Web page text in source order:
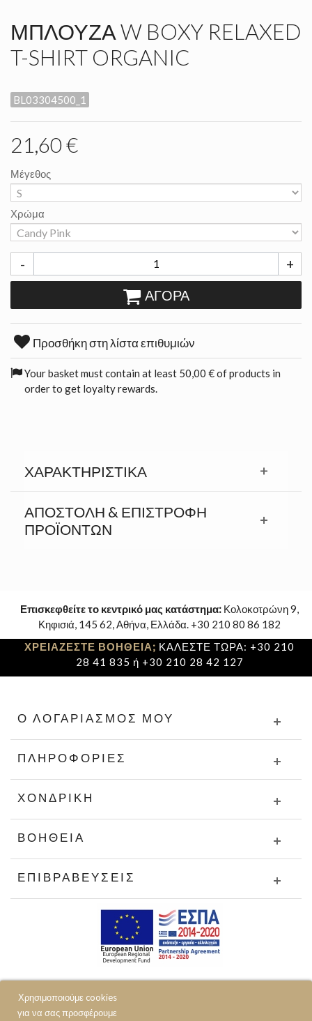
Χρησιμοποιούμε cookies
για να σας προσφέρουμε
ΜΠΛΟΎΖΑ W BOXY RELAXED
T-SHIRT ORGANIC
BL03304500_1
21,60 €
Μέγεθος
Χρώμα
- +
ΑΓΟΡΆ
Προσθήκη στη λίστα επιθυμιών
Your basket must contain at least 50,00 € of products in
order to get loyalty rewards.
ΧΑΡΑΚΤΗΡΙΣΤΙΚΆ
ΑΠΟΣΤΟΛΉ & ΕΠΙΣΤΡΟΦΉ
ΠΡΟΪΟΝΤΩΝ
Επισκεφθείτε το κεντρικό μας κατάστημα: Κολοκοτρώνη 9,
Κηφισιά, 145 62, Αθήνα, Ελλάδα. +30 210 80 86 182
ΧΡΕΙΑΖΕΣΤΕ ΒΟΗΘΕΙΑ; ΚΑΛΕΣΤΕ ΤΩΡΑ: +30 210
28 41 835 ή +30 210 28 42 127
Ο ΛΟΓΑΡΙΑΣΜΌΣ ΜΟΥ
ΠΛΗΡΟΦΟΡΊΕΣ
ΧΟΝΔΡΙΚΉ
ΒΟΉΘΕΙΑ
ΕΠΙΒΡΑΒΕΎΣΕΙΣ